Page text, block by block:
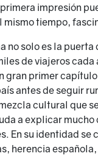
impresión
mismo tiempo,
no solo es la puerta
de viajeros cada
gran primer
antes de seguir
cultural que
a explicar mucho
En su identidad se
herencia